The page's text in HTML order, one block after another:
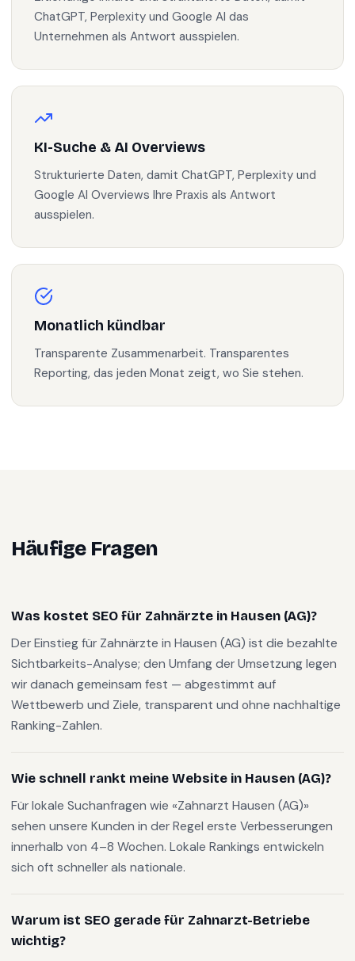
ChatGPT, Perplexity und Google AI das
Unternehmen als Antwort ausspielen.
KI-Suche & AI Overviews
Strukturierte Daten, damit ChatGPT, Perplexity und
Google AI Overviews Ihre Praxis als Antwort
ausspielen.
Monatlich kündbar
Transparente Zusammenarbeit. Transparentes
Reporting, das jeden Monat zeigt, wo Sie stehen.
Häufige Fragen
Was kostet SEO für Zahnärzte in Hausen (AG)?
Der Einstieg für Zahnärzte in Hausen (AG) ist die bezahlte
Sichtbarkeits-Analyse; den Umfang der Umsetzung legen
wir danach gemeinsam fest — abgestimmt auf
Wettbewerb und Ziele, transparent und ohne nachhaltige
Ranking-Zahlen.
Wie schnell rankt meine Website in Hausen (AG)?
Für lokale Suchanfragen wie «Zahnarzt Hausen (AG)»
sehen unsere Kunden in der Regel erste Verbesserungen
innerhalb von 4–8 Wochen. Lokale Rankings entwickeln
sich oft schneller als nationale.
Warum ist SEO gerade für Zahnarzt-Betriebe
wichtig?